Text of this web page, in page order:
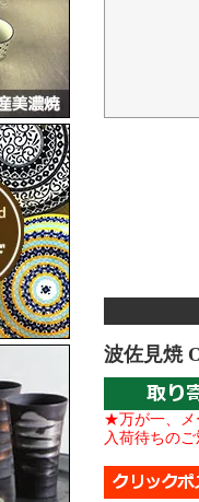
波佐見焼
★万が一、メ
入荷待ちの